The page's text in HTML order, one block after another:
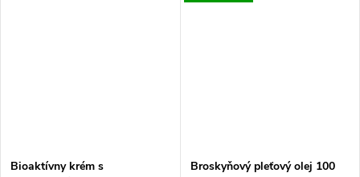
Bioaktívny krém s
Broskyňový pleťový olej 100